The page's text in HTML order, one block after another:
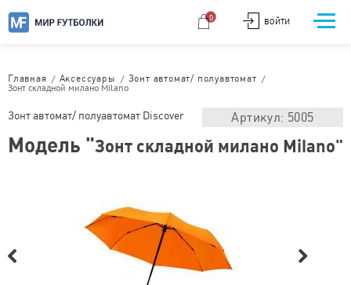
ВОЙТИ
0
Главная / Аксессуары / Зонт автомат/ полуавтомат /
Зонт складной милано Milano
Зонт автомат/ полуавтомат Discover Артикул: 5005
Модель "Зонт складной милано Milano"